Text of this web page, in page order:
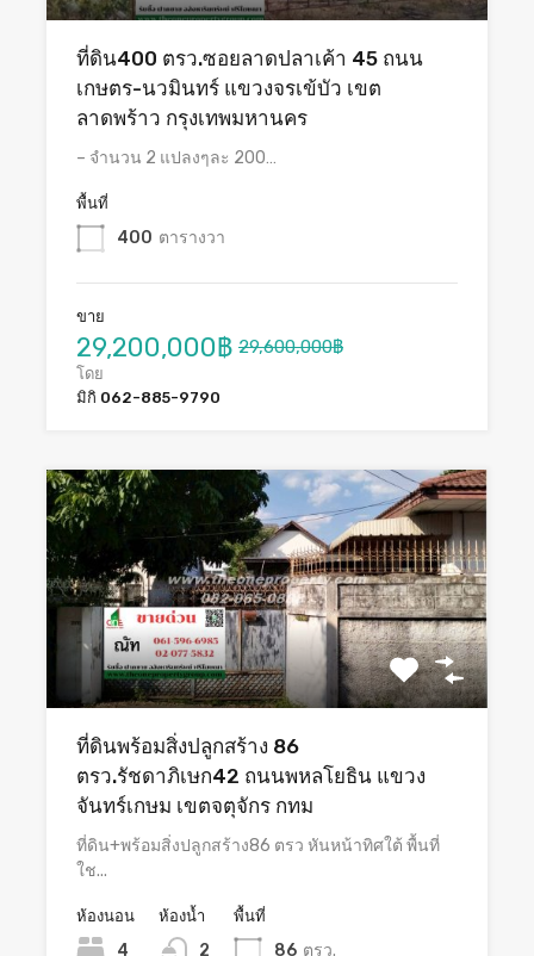
ที่ดิน400 ตรว.ซอยลาดปลาเค้า 45 ถนน
เกษตร-นวมินทร์ แขวงจรเข้บัว เขต
ลาดพร้าว กรุงเทพมหานคร
– จำนวน 2 แปลงๆละ 200…
พื้นที่
400 ตารางวา
ขาย
29,200,000฿ 29,600,000฿
โดย
มิกิ 062-885-9790
ที่ดินพร้อมสิ่งปลูกสร้าง 86
ตรว.รัชดาภิเษก42 ถนนพหลโยธิน แขวง
จันทร์เกษม เขตจตุจักร กทม
ที่ดิน+พร้อมสิ่งปลูกสร้าง86 ตรว หันหน้าทิศใต้ พื้นที่
ใช...
ห้องนอน
4
ห้องน้ำ
2
พื้นที่
86 ตรว.